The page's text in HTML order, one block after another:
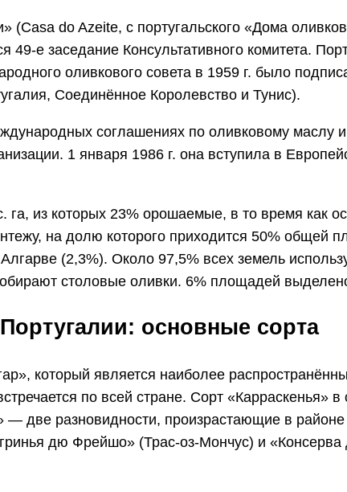
do Azeite, с португальского «Дома
49-е заседание Консультативного комитета.
оливкового совета в 1959 г. было
Соединённое Королевство и Тунис).
соглашениях по оливковому маслу
1 января 1986 г. она вступила в
га, из которых 23% орошаемые, в то время как
на долю которого приходится 50%
(2,3%). Около 97,5% всех земель
столовые оливки. 6% площадей
основные сорта
который является наиболее
по всей стране. Сорт
две разновидности, произрастающие в
дю Фрейшо» (Трас-оз-Мончус) и